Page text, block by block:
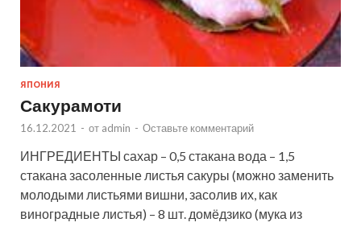
ЯПОНИЯ
Сакурамоти
16.12.2021 - от admin - Оставьте комментарий
ИНГРЕДИЕНТЫ сахар – 0,5 стакана вода – 1,5
стакана засоленные листья сакуры (можно заменить
молодыми листьями вишни, засолив их, как
виноградные листья) – 8 шт. домёдзико (мука из